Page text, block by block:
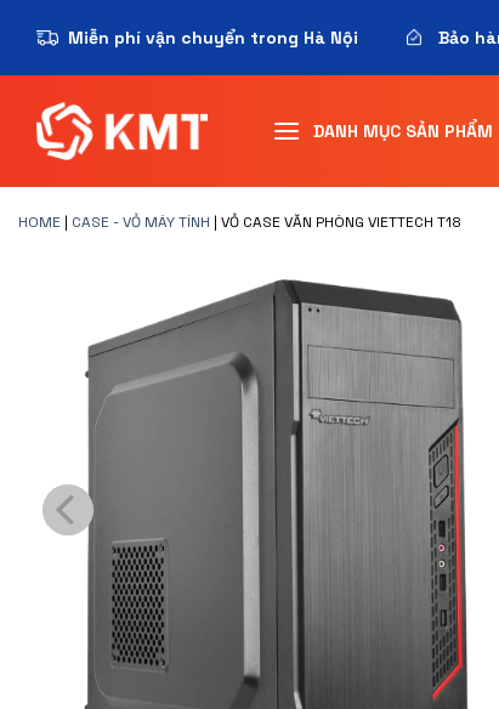
Miễn phí vận chuyển trong Hà Nội Bảo
DANH MỤC SẢN PHẨM
HOME | CASE - VỎ MÁY TÍNH | VỎ CASE VĂN PHÒNG VIETTECH T18